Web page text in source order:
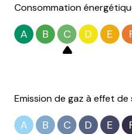
exposition Sud-Est
2ème étage
ascenseur
Consommation
A B C D E
Emission de gaz à effet de
A B C D E